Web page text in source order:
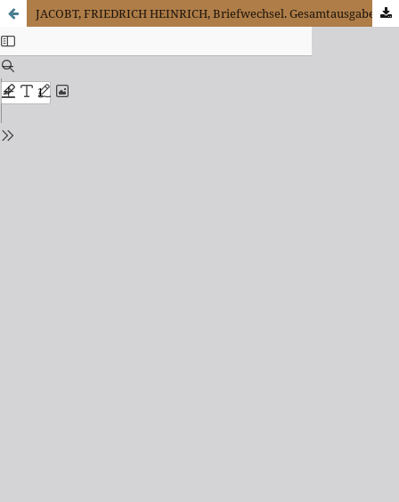
JACOBT, FRIEDRICH HEINRICH, Briefwechsel. Gesamtausgabe der Bayerischen Akademie der Wisseschaften, Reihe II, Band 3. Briefwechsel 1782-1784. Nr. 751-1107; Kommentar von Michael Brüggen unter Mitwinkugg von Albert Mues und Gudrun Schury.